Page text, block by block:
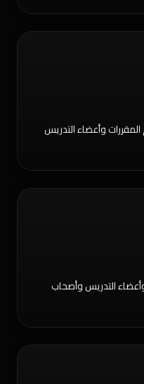
وأعضاء التدريس
التدريس وأصحاب